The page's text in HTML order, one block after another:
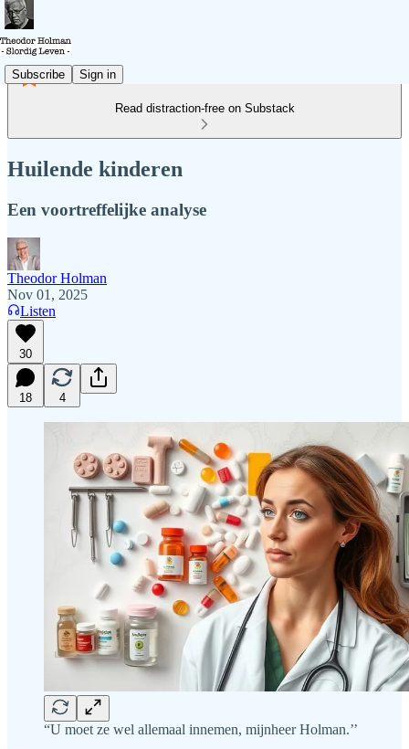
Subscribe Sign in
Read distraction-free on Substack
Huilende kinderen
Een voortreffelijke analyse
Theodor Holman
Nov 01, 2025
Listen
30
18 4
“U moet ze wel allemaal innemen, mijnheer Holman.’’